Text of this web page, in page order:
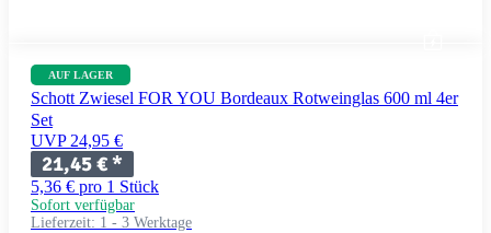
AUF LAGER
Schott Zwiesel FOR YOU Bordeaux Rotweinglas 600 ml 4er
Set
UVP 24,95 €
21,45 €*
5,36 € pro 1 Stück
Sofort verfügbar
Lieferzeit: 1 - 3 Werktage